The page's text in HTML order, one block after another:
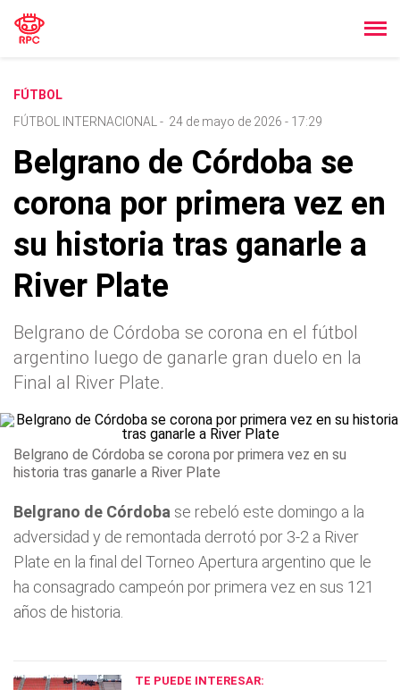
FÚTBOL
FÚTBOL INTERNACIONAL
- 24 de mayo de 2026 - 17:29
Belgrano de Córdoba se
corona por primera vez en
su historia tras ganarle a
River Plate
Belgrano de Córdoba se corona en el fútbol
argentino luego de ganarle gran duelo en la
Final al River Plate.
Belgrano de Córdoba se corona por primera vez en su
historia tras ganarle a River Plate
Belgrano de Córdoba se rebeló este domingo a la
adversidad y de remontada derrotó por 3-2 a River
Plate en la final del Torneo Apertura argentino que le
ha consagrado campeón por primera vez en sus 121
años de historia.
TE PUEDE INTERESAR: